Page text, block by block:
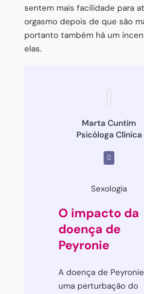
sentem mais facilidade para
orgasmo depois de que são
portanto também há um
elas.
Marta Cuntim
Psicóloga Clínica
Sexologia
O impacto da
doença de
Peyronie
A doença de
uma perturbação do